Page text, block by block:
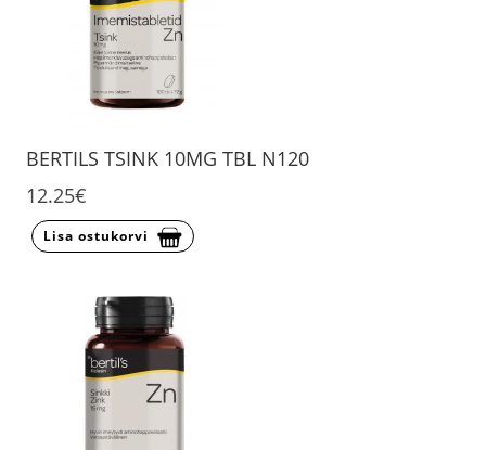
BERTILS TSINK 10MG TBL N120
12.25€
Lisa ostukorvi